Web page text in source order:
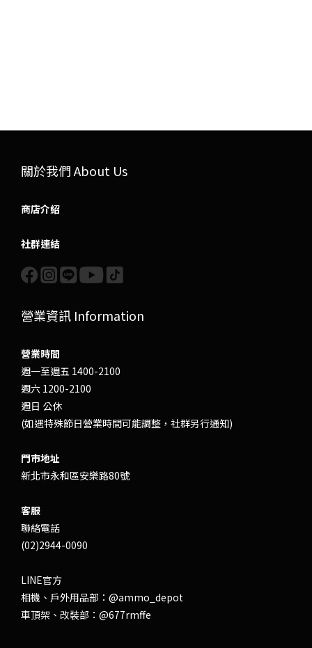
關於我們 About Us
商店介紹
社群連結
營業資訊 Information
營業時間
週一至週五 1400-2100
週六 1200-2100
週日 公休
(如遇特殊節日營業時間可能調整，社群另行通知)
門市地址
新北市永和區安樂路80號
客服
聯絡電話
(02)2944-0090
LINE官方
相機、戶外用品部： @ammo_depot
車頂架、改裝部： @677rmffe